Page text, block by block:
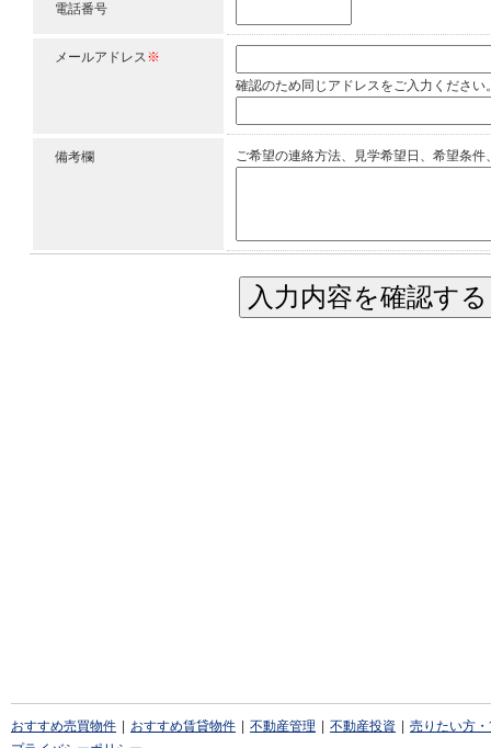
電話番号
メールアドレス※
確認のため同じアドレスをご入力ください
備考欄 ご希望の連絡方法、見学希望日、希望条
入力内容を確認する
おすすめ売買物件 おすすめ賃貸物件 不動産管理 不動産投資
売りたい方